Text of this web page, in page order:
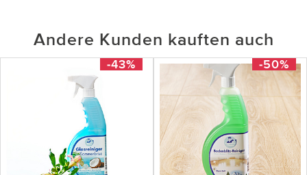
Andere Kunden kauften auch
-43% -50%